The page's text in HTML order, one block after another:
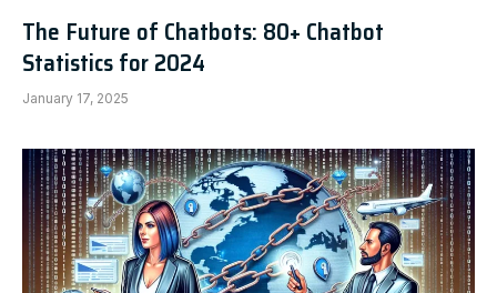
The Future of Chatbots: 80+ Chatbot
Statistics for 2024
January 17, 2025